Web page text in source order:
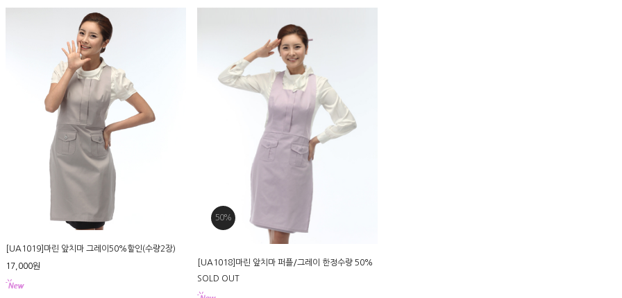
[UA1019]마린 앞치마 그레이50%할인(수량2장)
17,000원
50%
[UA1018]마린 앞치마 퍼플/그레이 한정수량 50%
SOLD OUT